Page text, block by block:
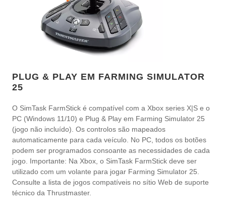
PLUG & PLAY EM FARMING SIMULATOR
25
O SimTask FarmStick é compatível com a Xbox series X|S e o
PC (Windows 11/10) e Plug & Play em Farming Simulator 25
(jogo não incluído). Os controlos são mapeados
automaticamente para cada veículo. No PC, todos os botões
podem ser programados consoante as necessidades de cada
jogo. Importante: Na Xbox, o SimTask FarmStick deve ser
utilizado com um volante para jogar Farming Simulator 25.
Consulte a lista de jogos compatíveis no sítio Web de suporte
técnico da Thrustmaster.